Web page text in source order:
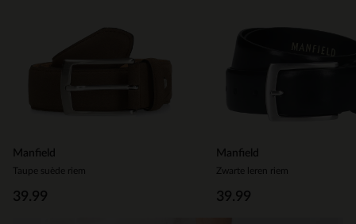
Manfield
Taupe suède riem
39.99
Manfield
Zwarte leren riem
39.99